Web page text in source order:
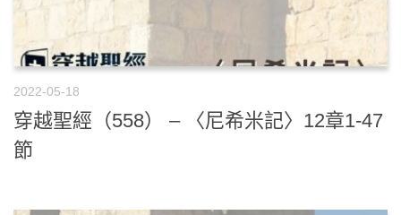
2022-05-18
穿越聖經（558） – 〈尼希米記〉12章1-47
節